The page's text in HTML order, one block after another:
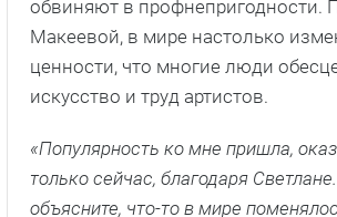
обвиняют в профнепригодности.
Макеевой, в мире настолько
ценности, что многие люди
искусство и труд артистов.
«Популярность ко мне пришла,
только сейчас, благодаря
объясните, что-то в мире